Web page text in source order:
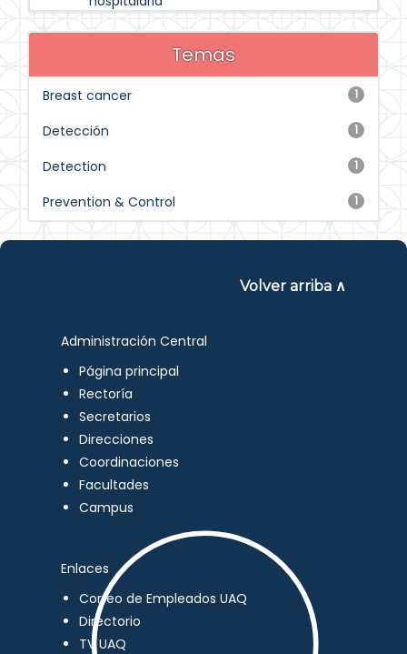
Temas
1
Breast cancer
1
Detección
1
Detection
1
Prevention & Control
Volver arriba ∧
Administración Central
Página principal
Rectoría
Secretarios
Direcciones
Coordinaciones
Facultades
Campus
Enlaces
Correo de Empleados UAQ
Directorio
TV UAQ